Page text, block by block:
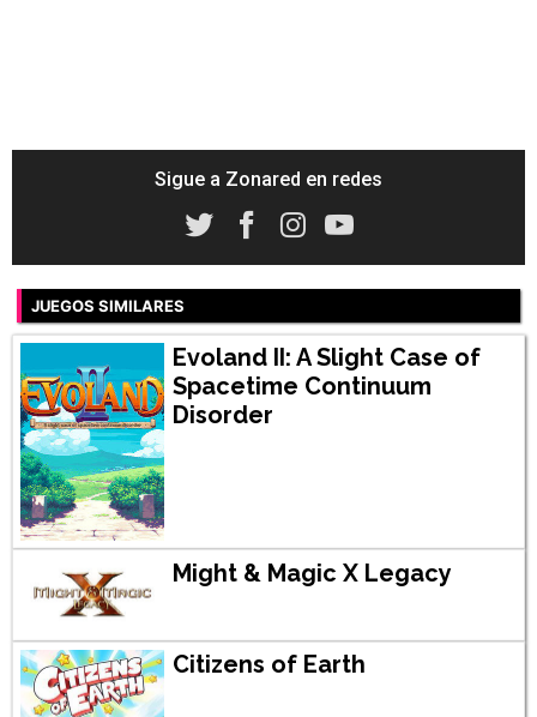
Sigue a Zonared en redes
JUEGOS SIMILARES
Evoland II: A Slight Case of
Spacetime Continuum
Disorder
Might & Magic X Legacy
Citizens of Earth